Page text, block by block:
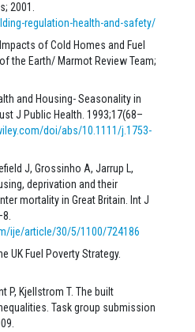
2001.
regulation-health-and-safety/
of Cold Homes and Fuel
the Earth/ Marmot Review Team;
and Housing- Seasonality in
J Public Health. 1993;17(68–
doi/abs/10.1111/j.1753-
J, Grossinho A, Jarrup L,
deprivation and their
mortality in Great Britain. Int J
ije/article/30/5/1100/724186
UK Fuel Poverty Strategy.
P, Kjellstrom T. The built
Task group submission